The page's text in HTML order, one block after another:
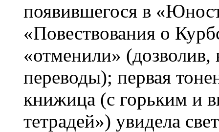
появившегося в
«Повествования о
«отменили» (дозволив,
переводы); первая
книжица (с горьким и
тетрадей») увидела